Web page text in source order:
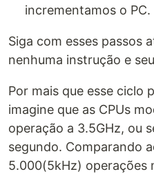
incrementamos o PC.
Siga com esses passos
nenhuma instrução e
Por mais que esse ciclo
imagine que as CPUs
operação a 3.5GHz, ou
segundo. Comparando
5.000(5kHz) operações